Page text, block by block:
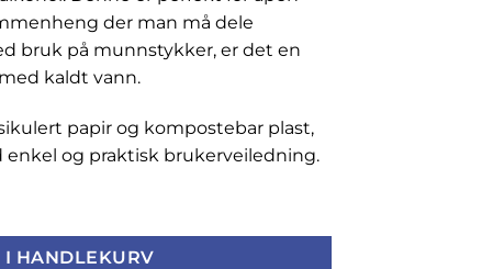
der man må dele
bruk på munnstykker, er det en
kaldt vann.
papir og kompostebar plast,
og praktisk brukerveiledning.
I HANDLEKURV